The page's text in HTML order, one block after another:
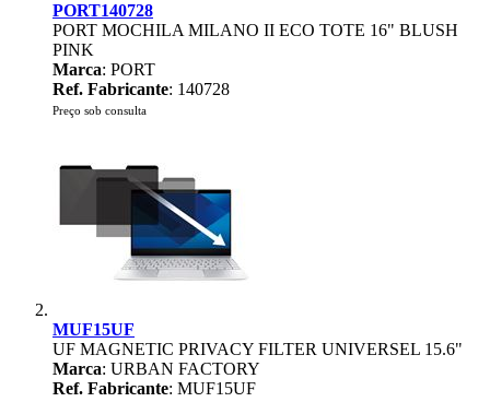
PORT140728
PORT MOCHILA MILANO II ECO TOTE 16" BLUSH
PINK
Marca: PORT
Ref. Fabricante: 140728
Preço sob consulta
MUF15UF
UF MAGNETIC PRIVACY FILTER UNIVERSEL 15.6"
Marca: URBAN FACTORY
Ref. Fabricante: MUF15UF